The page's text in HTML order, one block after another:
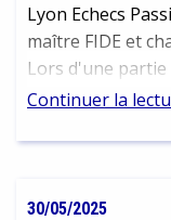
Lyon Echecs
maître FIDE et
Lors d'une partie
affronté 44
nuls et 41
Continuer la
30/05/2025